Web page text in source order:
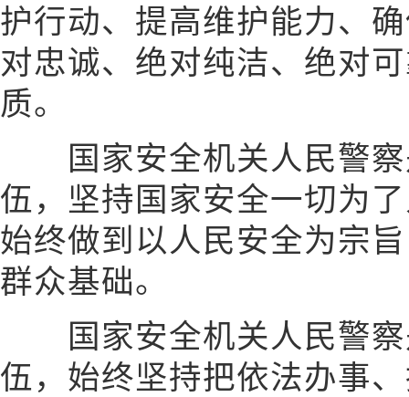
护行动、提高维护能力、
对忠诚、绝对纯洁、绝对
质。
国家安全机关人民警察
伍，坚持国家安全一切为
始终做到以人民安全为宗
群众基础。
国家安全机关人民警察
伍，始终坚持把依法办事